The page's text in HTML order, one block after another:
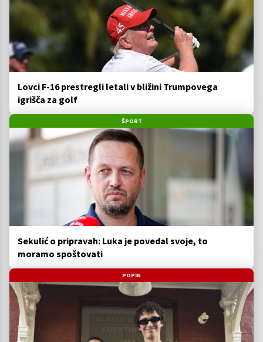
Lovci F-16 prestregli letali v bližini Trumpovega
igrišča za golf
ŠPORT
Sekulić o pripravah: Luka je povedal svoje, to
moramo spoštovati
POPIN